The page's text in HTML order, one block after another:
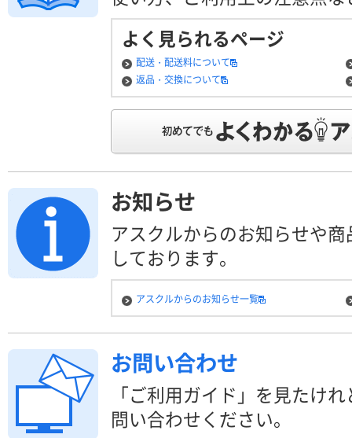
よく見られるページ
配送・配送料について
返品・交換について
お知らせ
アスクルからのお知らせや
しております。
アスクルからのお知らせ一覧
お問い合わせ
「ご利用ガイド」を見たけ
問い合わせください。